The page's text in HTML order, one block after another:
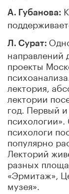
А. Губанова:
Л. Сурат:
направлений
проекты
лектория,
лектории
год. Первый
психологи
популярно
Лекторий
разных
«Эрмитаж»,
музея».